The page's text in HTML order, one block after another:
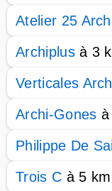
Atelier 25
Archiplusà 3
Verticales
Archi-Gones à
Philippe De
Trois C à 5 km